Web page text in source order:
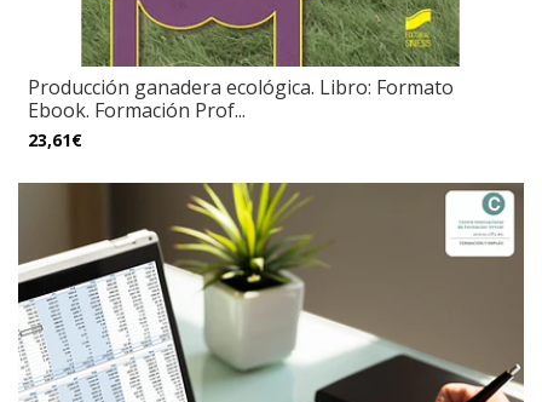
Producción ganadera ecológica. Libro: Formato
Ebook. Formación Prof...
23,61€